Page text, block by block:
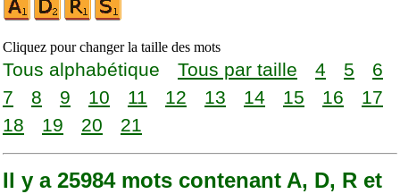
Cliquez pour changer la taille des mots
Tous alphabétique Tous par taille 4 5
6
7
8 9 10 11 12 13 14 15 16
17
18
19 20 21
Il y a 25984 mots contenant A, D, R et